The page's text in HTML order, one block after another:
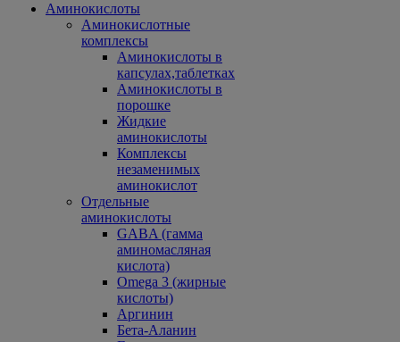
Аминокислоты
Аминокислотные
комплексы
Аминокислоты в
капсулах,таблетках
Аминокислоты в
порошке
Жидкие
аминокислоты
Комплексы
незаменимых
аминокислот
Отдельные
аминокислоты
GABA (гамма
аминомасляная
кислота)
Omega 3 (жирные
кислоты)
Аргинин
Бета-Аланин